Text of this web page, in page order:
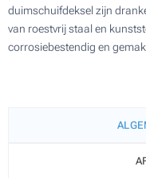
duimschuifdeksel zijn
van roestvrij staal en
corrosiebestendig en